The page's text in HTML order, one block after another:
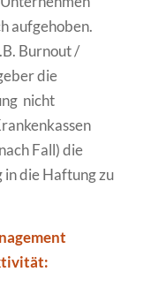
aufgehoben.
Burnout /
die
nicht
Fall) die
die Haftung zu